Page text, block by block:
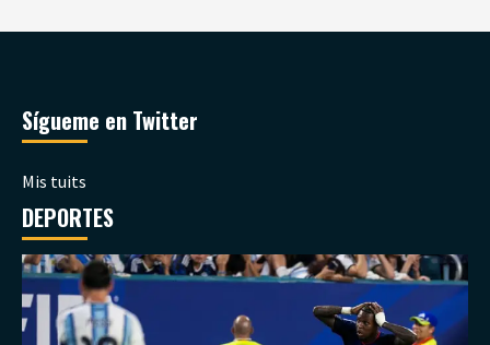
Sígueme en Twitter
Mis tuits
DEPORTES